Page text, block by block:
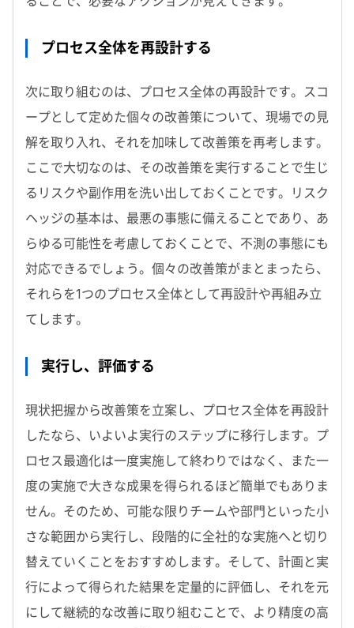
プロセス全体を再設計する
次に取り組むのは、プロセス全体の再設計です。スコ
ープとして定めた個々の改善策について、現場での見
解を取り入れ、それを加味して改善策を再考します。
ここで大切なのは、その改善策を実行することで生じ
るリスクや副作用を洗い出しておくことです。リスク
ヘッジの基本は、最悪の事態に備えることであり、あ
らゆる可能性を考慮しておくことで、不測の事態にも
対応できるでしょう。個々の改善策がまとまったら、
それらを1つのプロセス全体として再設計や再組み立
てします。
実行し、評価する
現状把握から改善策を立案し、プロセス全体を再設計
したなら、いよいよ実行のステップに移行します。プ
ロセス最適化は一度実施して終わりではなく、また一
度の実施で大きな成果を得られるほど簡単でもありま
せん。そのため、可能な限りチームや部門といった小
さな範囲から実行し、段階的に全社的な実施へと切り
替えていくことをおすすめします。そして、計画と実
行によって得られた結果を定量的に評価し、それを元
にして継続的な改善に取り組むことで、より精度の高